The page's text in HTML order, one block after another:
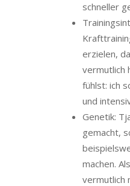
schneller
erzielen,
vermutlich
fühlst: ich
und
Genetik:
gemacht,
machen.
vermutlich